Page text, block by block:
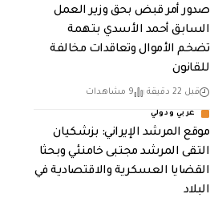
صدور أمر قبض بحق وزير العمل
السابق أحمد الأسدي بتهمة
تضخم الأموال وتعاقدات مخالفة
للقانون
قبل 22 دقيقة 9 مشاهدات
عربي ودولي
موقع المرشد الإيراني: بزشكيان
التقى المرشد مجتبى خامنئي وبحثا
القضايا العسكرية والاقتصادية في
البلاد